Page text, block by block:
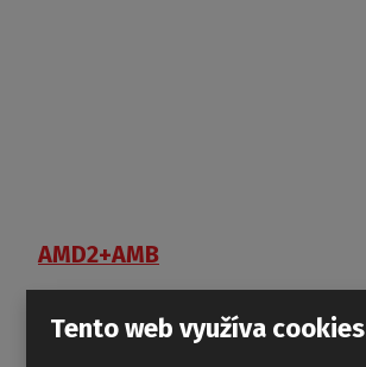
AMD2+AMB
Tento web využíva cookies